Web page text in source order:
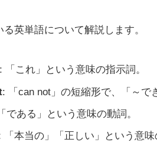
英単語について解説します。
: 「これ」という意味の指示詞。
: 「can not」の短縮形で、「～で
である」という意味の動詞。
「本当の」「正しい」という意味